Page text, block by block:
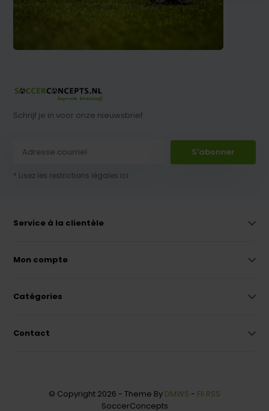
Schrijf je in voor onze nieuwsbrief
S'abonner
* Lisez les restrictions légales ici
Service à la clientèle
Mon compte
Catégories
Contact
© Copyright 2026 - Theme By DMWS - Fil RSS
SoccerConcepts